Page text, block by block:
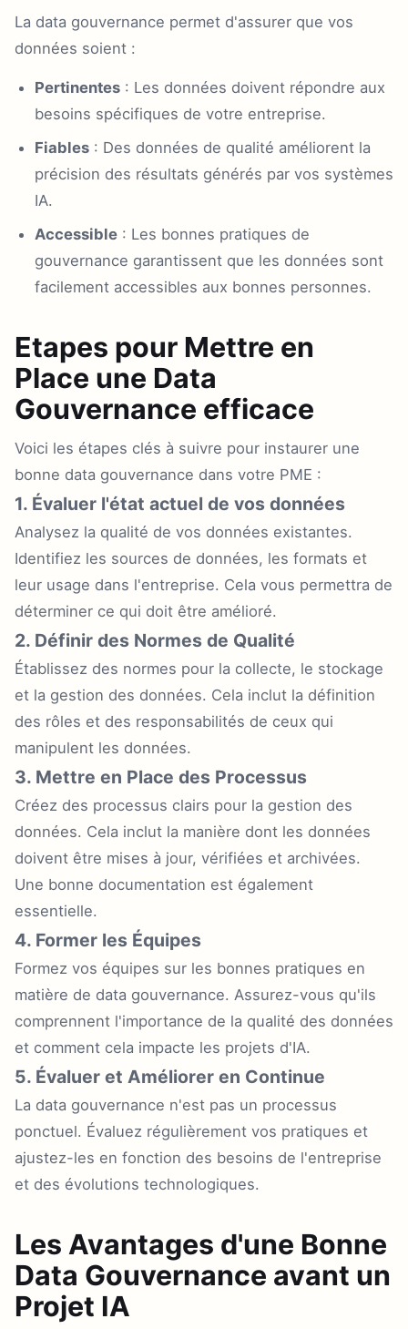
La data gouvernance permet d'assurer que vos
données soient :
Pertinentes : Les données doivent répondre aux
besoins spécifiques de votre entreprise.
Fiables : Des données de qualité améliorent la
précision des résultats générés par vos systèmes
IA.
Accessible : Les bonnes pratiques de
gouvernance garantissent que les données sont
facilement accessibles aux bonnes personnes.
Etapes pour Mettre en
Place une Data
Gouvernance efficace
Voici les étapes clés à suivre pour instaurer une
bonne data gouvernance dans votre PME :
1. Évaluer l'état actuel de vos données
Analysez la qualité de vos données existantes.
Identifiez les sources de données, les formats et
leur usage dans l'entreprise. Cela vous permettra de
déterminer ce qui doit être amélioré.
2. Définir des Normes de Qualité
Établissez des normes pour la collecte, le stockage
et la gestion des données. Cela inclut la définition
des rôles et des responsabilités de ceux qui
manipulent les données.
3. Mettre en Place des Processus
Créez des processus clairs pour la gestion des
données. Cela inclut la manière dont les données
doivent être mises à jour, vérifiées et archivées.
Une bonne documentation est également
essentielle.
4. Former les Équipes
Formez vos équipes sur les bonnes pratiques en
matière de data gouvernance. Assurez-vous qu'ils
comprennent l'importance de la qualité des données
et comment cela impacte les projets d'IA.
5. Évaluer et Améliorer en Continue
La data gouvernance n'est pas un processus
ponctuel. Évaluez régulièrement vos pratiques et
ajustez-les en fonction des besoins de l'entreprise
et des évolutions technologiques.
Les Avantages d'une Bonne
Data Gouvernance avant un
Projet IA